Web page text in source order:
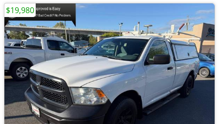
$19,980